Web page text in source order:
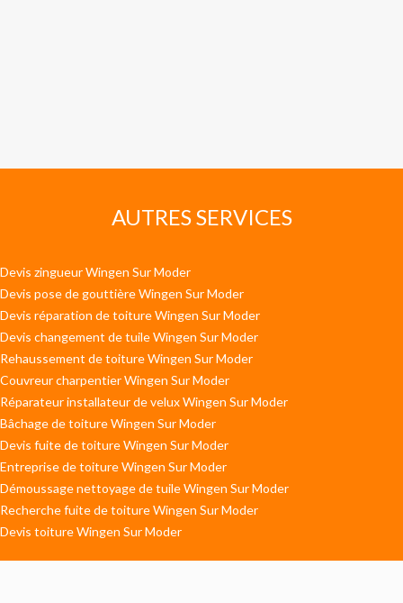
AUTRES SERVICES
Devis zingueur Wingen Sur Moder
Devis pose de gouttière Wingen Sur Moder
Devis réparation de toiture Wingen Sur Moder
Devis changement de tuile Wingen Sur Moder
Rehaussement de toiture Wingen Sur Moder
Couvreur charpentier Wingen Sur Moder
Réparateur installateur de velux Wingen Sur Moder
Bâchage de toiture Wingen Sur Moder
Devis fuite de toiture Wingen Sur Moder
Entreprise de toiture Wingen Sur Moder
Démoussage nettoyage de tuile Wingen Sur Moder
Recherche fuite de toiture Wingen Sur Moder
Devis toiture Wingen Sur Moder